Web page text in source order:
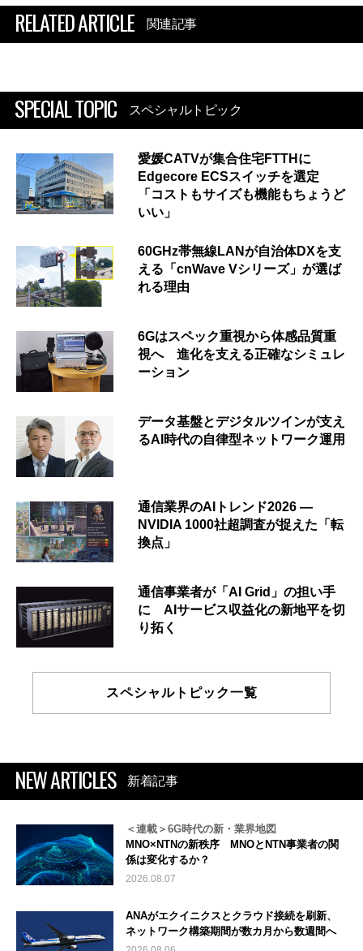
RELATED ARTICLE 関連記事
SPECIAL TOPIC スペシャルトピック
愛媛CATVが集合住宅FTTHに
Edgecore ECSスイッチを選定
「コストもサイズも機能もちょうど
いい」
60GHz帯無線LANが自治体DXを支
える「cnWave Vシリーズ」が選ば
れる理由
6Gはスペック重視から体感品質重
視へ 進化を支える正確なシミュレ
ーション
データ基盤とデジタルツインが支え
るAI時代の自律型ネットワーク運用
通信業界のAIトレンド2026 ―
NVIDIA 1000社超調査が捉えた「転
換点」
通信事業者が「AI Grid」の担い手
に AIサービス収益化の新地平を切
り拓く
スペシャルトピック一覧
NEW ARTICLES 新着記事
＜連載＞6G時代の新・業界地図
MNO×NTNの新秩序 MNOとNTN事業者の関
係は変化するか？
2026.08.07
ANAがエクイニクスとクラウド接続を刷新、
ネットワーク構築期間が数カ月から数週間へ